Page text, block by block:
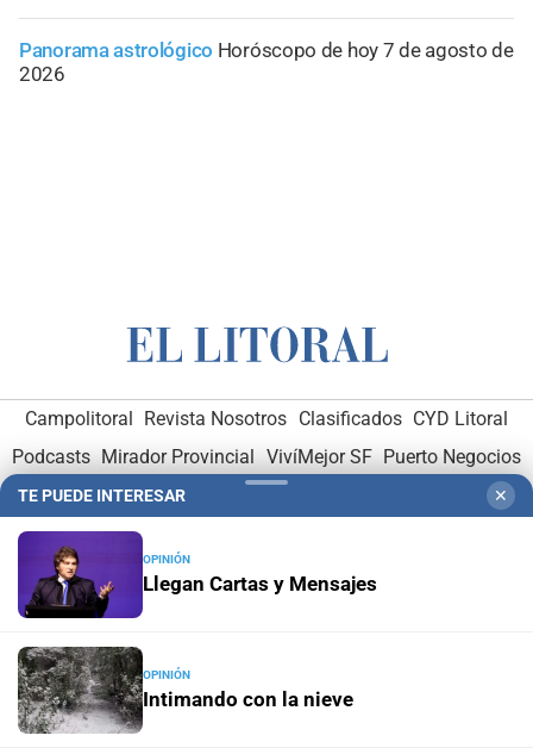
Panorama astrológico Horóscopo de hoy 7 de agosto de
2026
Campolitoral Revista Nosotros Clasificados CYD Litoral
Podcasts Mirador Provincial VivíMejor SF Puerto Negocios
Notife
Hemeroteca Digital (1930-1979)
Administración y Publicidad- Elementos institucionales
TE PUEDE INTERESAR ✕
OPINIÓN
Llegan Cartas y Mensajes
OPINIÓN
Intimando con la nieve